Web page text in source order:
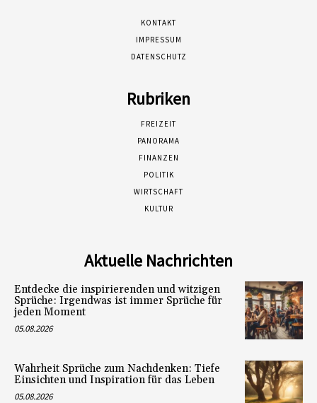
KONTAKT
IMPRESSUM
DATENSCHUTZ
Rubriken
FREIZEIT
PANORAMA
FINANZEN
POLITIK
WIRTSCHAFT
KULTUR
Aktuelle Nachrichten
Entdecke die inspirierenden und witzigen
Sprüche: Irgendwas ist immer Sprüche für
jeden Moment
05.08.2026
Wahrheit Sprüche zum Nachdenken: Tiefe
Einsichten und Inspiration für das Leben
05.08.2026